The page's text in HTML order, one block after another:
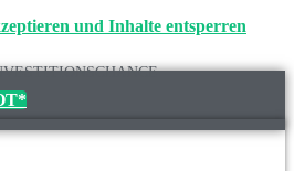
und Inhalte entsperren